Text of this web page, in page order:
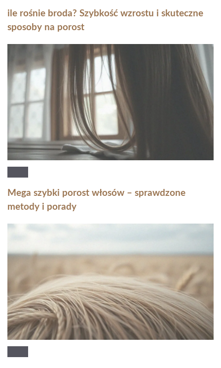
ile rośnie broda? Szybkość wzrostu i skuteczne
sposoby na porost
Mega szybki porost włosów – sprawdzone
metody i porady